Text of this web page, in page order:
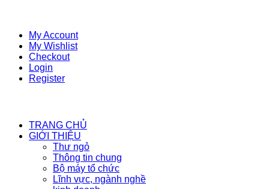
My Account
My Wishlist
Checkout
Login
Register
TRANG CHỦ
GIỚI THIỆU
Thư ngỏ
Thông tin chung
Bộ máy tổ chức
Lĩnh vực, ngành nghề